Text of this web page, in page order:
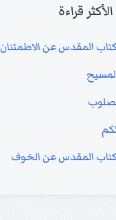
قراءة
المقدس عن الاطمئنان
المقدس عن الخوف